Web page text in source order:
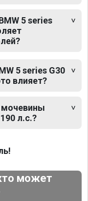
5 series
5 series G30
влияет?
мочевины
л.с.?
может